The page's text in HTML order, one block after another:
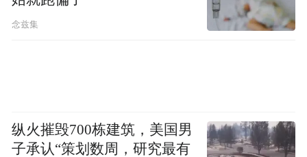
念兹集
纵火摧毁700栋建筑，美国男
子承认“策划数周，研究最有